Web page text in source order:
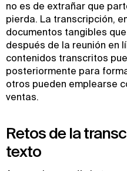
no es de extrañar que
pierda. La transcripción,
documentos tangibles
después de la reunión en
contenidos transcritos
posteriormente para
otros pueden emplearse
ventas.
Retos de la
texto